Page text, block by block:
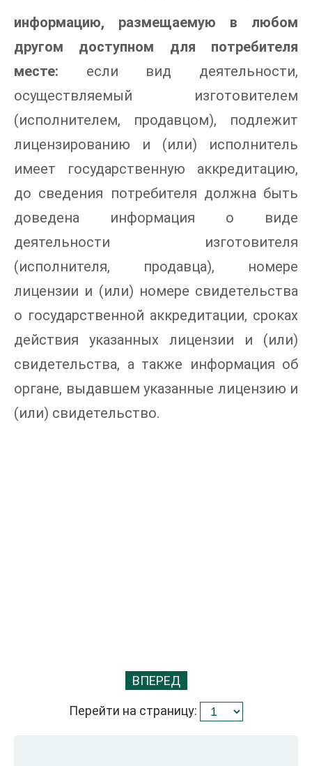
информацию, размещаемую в любом
другом доступном для потребителя
месте: если вид деятельности,
осуществляемый изготовителем
(исполнителем, продавцом), подлежит
лицензированию и (или) исполнитель
имеет государственную аккредитацию,
до сведения потребителя должна быть
доведена информация о виде
деятельности изготовителя
(исполнителя, продавца), номере
лицензии и (или) номере свидетельства
о государственной аккредитации, сроках
действия указанных лицензии и (или)
свидетельства, а также информация об
органе, выдавшем указанные лицензию и
(или) свидетельство.
ВПЕРЕД
Перейти на страницу: